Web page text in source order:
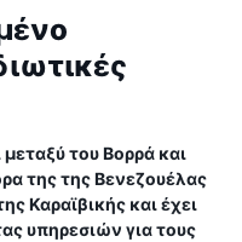
του Βορρά και
της της Βενεζουέλας
Καραϊβικής και έχει
υπηρεσιών για τους